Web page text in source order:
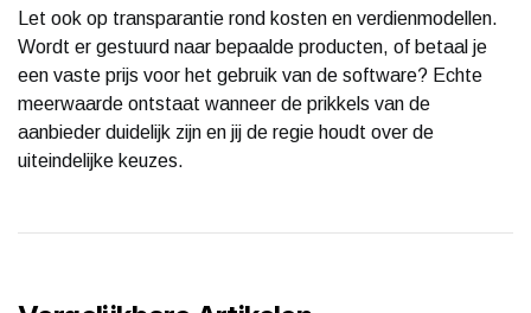
Let ook op transparantie rond kosten en verdienmodellen.
Wordt er gestuurd naar bepaalde producten, of betaal je
een vaste prijs voor het gebruik van de software? Echte
meerwaarde ontstaat wanneer de prikkels van de
aanbieder duidelijk zijn en jij de regie houdt over de
uiteindelijke keuzes.